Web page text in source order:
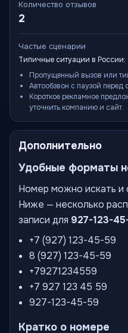
Количество отзывов
2
Частые сценарии
Типичные ситуации в России:
Пропущенный вызов или
Автообзвон с паузой перед
Короткое рекламное
уточнить компанию и сайт.
Дополнительно
Удобные форматы
Номер можно искать и
Ниже — несколько
записи для 927-123-
+7 (927) 123-45-59
8 (927) 123-45-59
+79271234559
+7 927 123 45 59
927-123-45-59
Кратко о номере